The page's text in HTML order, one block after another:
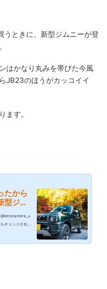
ときに、新型ジムニーが登
はかなり丸みを帯びた今風
JB23のほうがカッコイイ
ます。
たから
型ジム
チェンジされそ